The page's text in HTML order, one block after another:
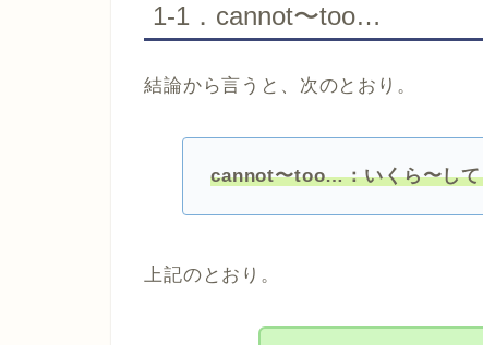
1-1．cannot〜too…
結論から言うと、次のとおり。
cannot〜too…：いくら〜して
上記のとおり。